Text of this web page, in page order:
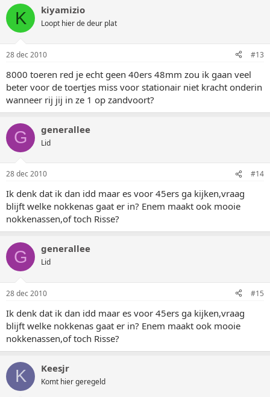
K kiyamizio
Loopt hier de deur plat
28 dec 2010 #13
8000 toeren red je echt geen 40ers 48mm zou ik gaan veel
beter voor de toertjes miss voor stationair niet kracht onderin
wanneer rij jij in ze 1 op zandvoort?
G generallee
Lid
28 dec 2010 #14
Ik denk dat ik dan idd maar es voor 45ers ga kijken,vraag
blijft welke nokkenas gaat er in? Enem maakt ook mooie
nokkenassen,of toch Risse?
G generallee
Lid
28 dec 2010 #15
Ik denk dat ik dan idd maar es voor 45ers ga kijken,vraag
blijft welke nokkenas gaat er in? Enem maakt ook mooie
nokkenassen,of toch Risse?
K Keesjr
Komt hier geregeld